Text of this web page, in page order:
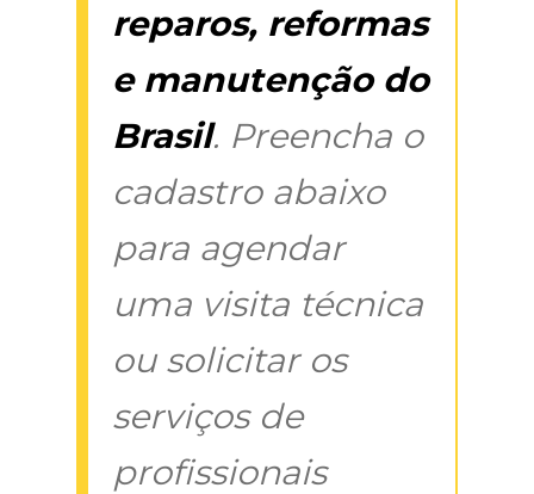
reparos, reformas
e manutenção do
Brasil. Preencha o
cadastro abaixo
para agendar
uma visita técnica
ou solicitar os
serviços de
profissionais